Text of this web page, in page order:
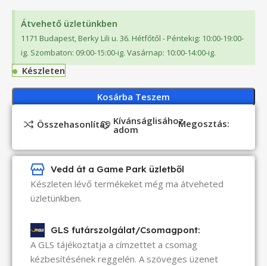
Átvehető üzletünkben
1171 Budapest, Berky Lili u. 36. Hétfőtől - Péntekig: 10:00-19:00-
ig. Szombaton: 09:00-15:00-ig. Vasárnap: 10:00-14:00-ig.
Készleten
Kosárba Teszem
Összehasonlítás Kívánságlisához
adom Megosztás:
Vedd át a Game Park üzletből
Készleten lévő termékeket még ma átveheted
üzletünkben.
GLS futárszolgálat/Csomagpont:
A GLS tájékoztatja a címzettet a csomag
kézbesítésének reggelén. A szöveges üzenet